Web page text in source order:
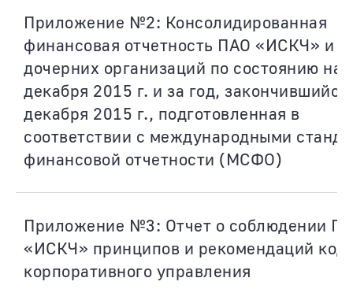
Приложение №2: Консолидированная
финансовая отчетность ПАО «ИСКЧ» и
дочерних организаций по состоянию на
декабря 2015 г. и за год,
декабря 2015 г., подготовленная в
соответствии с международными
финансовой отчетности (МСФО)
Приложение №3: Отчет о соблюдении
«ИСКЧ» принципов и рекомендаций
корпоративного управления